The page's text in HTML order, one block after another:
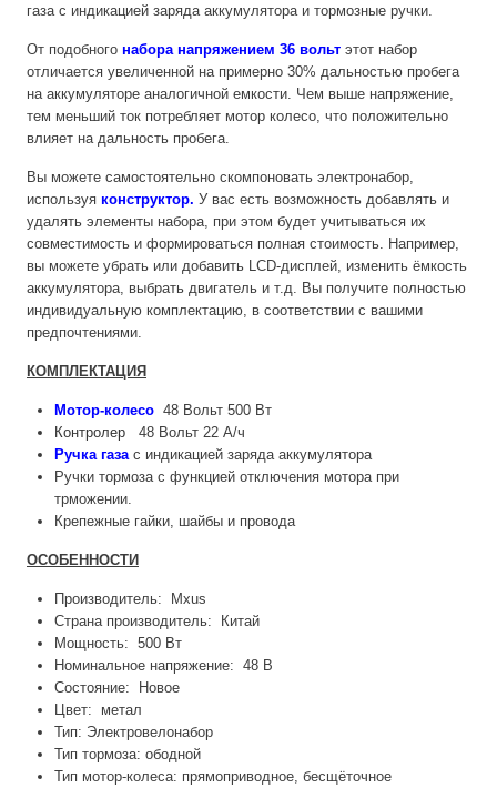
газа с индикацией заряда аккумулятора и тормозные ручки.
От подобного набора напряжением 36 вольт этот набор
отличается увеличенной на примерно 30% дальностью пробега
на аккумуляторе аналогичной емкости. Чем выше напряжение,
тем меньший ток потребляет мотор колесо, что положительно
влияет на дальность пробега.
Вы можете самостоятельно скомпоновать электронабор,
используя конструктор. У вас есть возможность добавлять и
удалять элементы набора, при этом будет учитываться их
совместимость и формироваться полная стоимость. Например,
вы можете убрать или добавить LCD-дисплей, изменить ёмкость
аккумулятора, выбрать двигатель и т.д. Вы получите полностью
индивидуальную комплектацию, в соответствии с вашими
предпочтениями.
КОМПЛЕКТАЦИЯ
Мотор-колесо 48 Вольт 500 Вт
Контролер
48 Вольт 22 А/ч
Ручка газа с индикацией заряда аккумулятора
Ручки тормоза с функцией отключения мотора при
трможении.
Крепежные гайки, шайбы и провода
ОСОБЕННОСТИ
Производитель: Mxus
Страна производитель: Китай
Мощность: 500 Вт
Номинальное напряжение: 48 В
Состояние: Новое
Цвет: метал
Тип: Электровелонабор
Тип тормоза: ободной
Тип мотор-колеса: прямоприводное, бесщёточное